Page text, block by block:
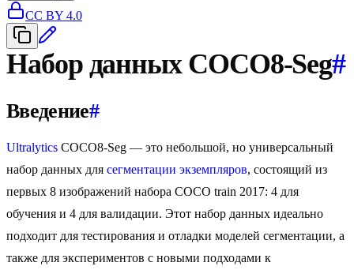
CC BY 4.0
Набор данных COCO8-Seg#
Введение#
Ultralytics COCO8-Seg — это небольшой, но универсальный
набор данных для сегментации экземпляров, состоящий из
первых 8 изображений набора COCO train 2017: 4 для
обучения и 4 для валидации. Этот набор данных идеально
подходит для тестирования и отладки моделей сегментации, а
также для экспериментов с новыми подходами к